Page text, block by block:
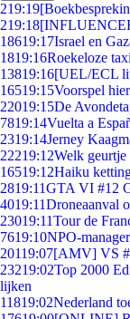
219:19
219:18
18619:17Israel en
1819:16Roekeloze
13819:16[UEL/ECL
16519:15Voorspel
22019:15De
7819:14Vuelta a
2319:14Jerney
22219:12Welk
16519:12Haiku
2819:11GTA VI #12
4019:11Droneaanval
23019:11Tour de
7619:10NPO-
20119:07[AMV] VS
23219:02Top 2000
lijken
11819:02Nederland